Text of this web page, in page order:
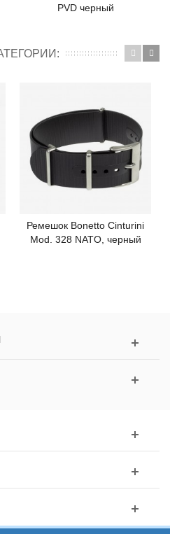
PVD черный
Ремешок Bonetto Cinturini
Mod. 328 NATO, черный